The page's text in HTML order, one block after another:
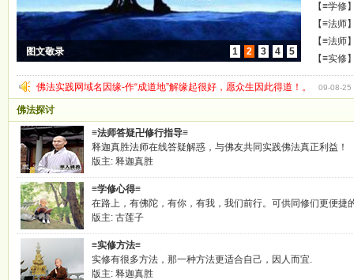
图文敬录 1 2 3 4 5
【≡学修
禅修营
【≡法师
【≡法师
志【≡实修
佛法实践网域名因缘-作“成道地”解缘起很好，愿众生因此得道！。 09-08-25
佛法探讨
≡法师答疑卍修行指导≡
释迦真胜法师在线答疑解惑，与佛友共同实践佛法真正利益！
版主: 释迦真胜
≡学修心得≡
在路上，有佛陀，有你，有我，我们前行。可供同修们更便捷
版主: 古莲子
≡实修方法≡
实修有很多方法，那一种方法更适合自己，因人而宜.
版主: 释迦真胜